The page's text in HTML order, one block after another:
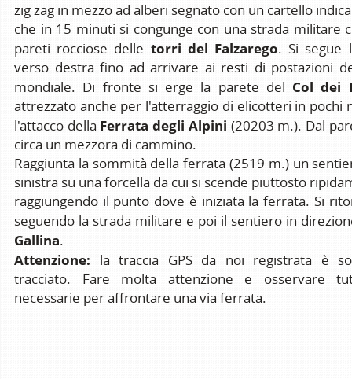
zig zag in mezzo ad alberi segnato con un cartello
che in 15 minuti si congunge con una strada militare
pareti rocciose delle torri del Falzarego. Si segue
verso destra fino ad arrivare ai resti di postazioni
mondiale. Di fronte si erge la parete del Col dei
attrezzato anche per l'atterraggio di elicotteri in pochi
l'attacco della Ferrata degli Alpini (20203 m.). Dal
circa un mezzora di cammino.
Raggiunta la sommità della ferrata (2519 m.) un
sinistra su una forcella da cui si scende piuttosto
raggiungendo il punto dove è iniziata la ferrata. Si
seguendo la strada militare e poi il sentiero in
Gallina.
Attenzione: la traccia GPS da noi registrata è
tracciato. Fare molta attenzione e osservare
necessarie per affrontare una via ferrata.